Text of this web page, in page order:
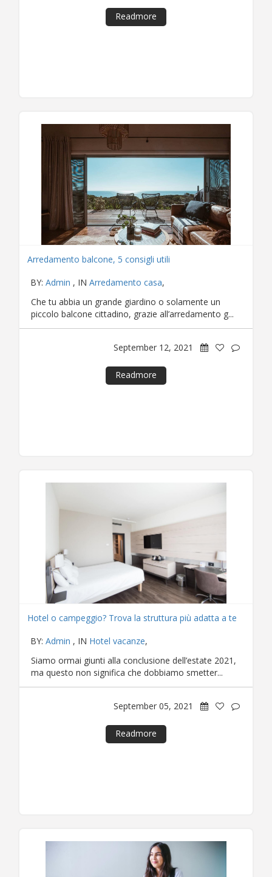
Readmore
Arredamento balcone, 5 consigli utili
BY: Admin , IN Arredamento casa,
Che tu abbia un grande giardino o solamente un
piccolo balcone cittadino, grazie all’arredamento g...
September 12, 2021
Readmore
Hotel o campeggio? Trova la struttura più adatta a te
BY: Admin , IN Hotel vacanze,
Siamo ormai giunti alla conclusione dell’estate 2021,
ma questo non significa che dobbiamo smetter...
September 05, 2021
Readmore